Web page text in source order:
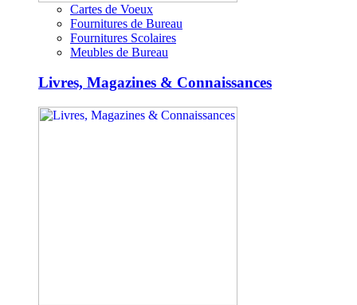
Cartes de Voeux
Fournitures de Bureau
Fournitures Scolaires
Meubles de Bureau
Livres, Magazines & Connaissances